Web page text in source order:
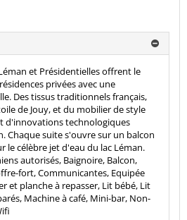
et Présidentielles offrent le
privées avec une
Des tissus traditionnels français,
de Jouy, et du mobilier de style
d'innovations technologiques
Chaque suite s'ouvre sur un balcon
le célèbre jet d'eau du lac Léman.
autorisés, Baignoire, Balcon,
fort, Communicantes, Equipée
et planche à repasser, Lit bébé, Lit
Machine à café, Mini-bar, Non-